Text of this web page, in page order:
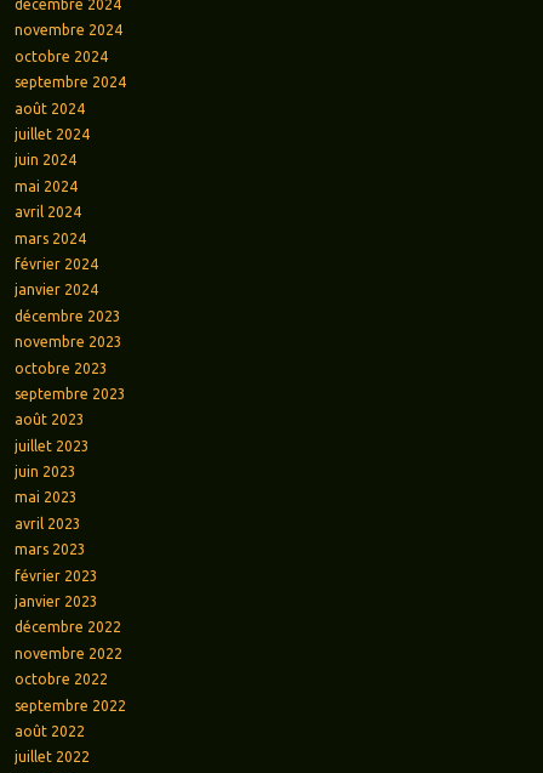
décembre 2024
novembre 2024
octobre 2024
septembre 2024
août 2024
juillet 2024
juin 2024
mai 2024
avril 2024
mars 2024
février 2024
janvier 2024
décembre 2023
novembre 2023
octobre 2023
septembre 2023
août 2023
juillet 2023
juin 2023
mai 2023
avril 2023
mars 2023
février 2023
janvier 2023
décembre 2022
novembre 2022
octobre 2022
septembre 2022
août 2022
juillet 2022